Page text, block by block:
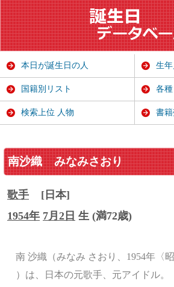
南沙織 みなみさおり
歌手
[日本]
1954年 7月2日 生 (満72歳)
南 沙織（みなみ さおり、1954年〈
）は、日本の元歌手、元アイドル。
本日が誕生日の人 生
国籍別リスト 各種
検索上位 人物 書